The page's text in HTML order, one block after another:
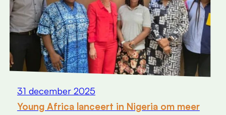
31 december 2025
Young Africa lanceert in Nigeria om meer